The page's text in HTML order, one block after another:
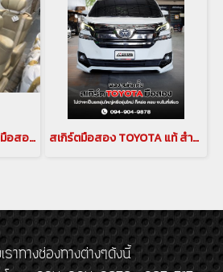
รวมเบาะอัลพาร์ท เวลไฟร์ มือสอง อัพเดทล่าสุด สเกิร์ตมือสอง TOYOTA แท้ สำหรับ VELLFIRE 2015
าทางช่องทางต่างๆดังนี้